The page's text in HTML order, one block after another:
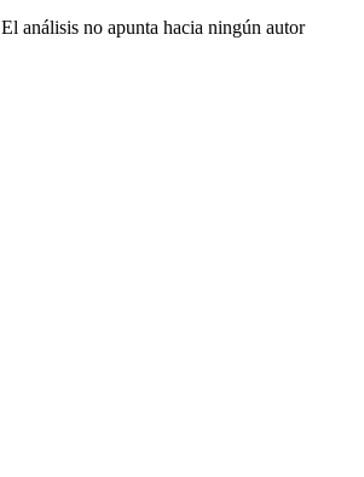
El análisis no apunta hacia ningún autor